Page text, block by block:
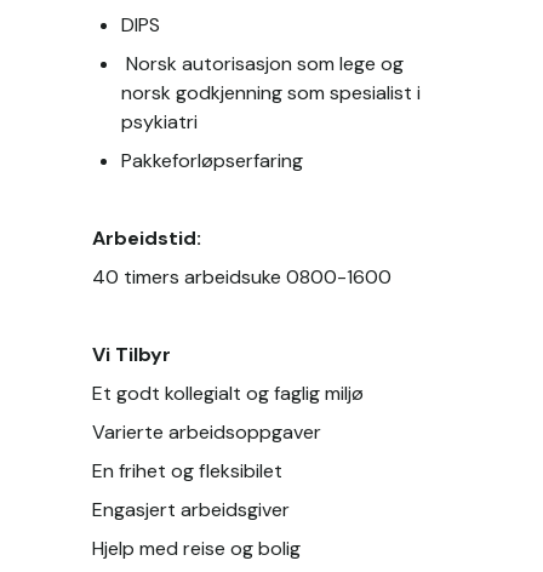
DIPS
Norsk autorisasjon som lege og
norsk godkjenning som spesialist i
psykiatri
Pakkeforløpserfaring
Arbeidstid:
40 timers arbeidsuke 0800-1600
Vi Tilbyr
Et godt kollegialt og faglig miljø
Varierte arbeidsoppgaver
En frihet og fleksibilet
Engasjert arbeidsgiver
Hjelp med reise og bolig